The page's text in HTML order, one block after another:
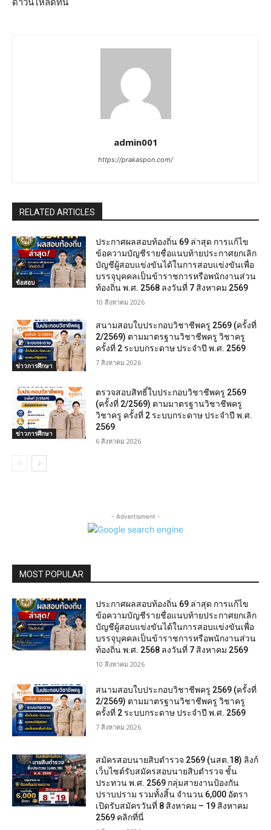
admin001
https://prakaspon.com/
RELATED ARTICLES
ข้อสอบ
ประกาศผลสอบท้องถิ่น 69 ล่าสุด การแก้ไข
ข้อความบัญชีรายชื่อแนบท้ายประกาศยกเลิก
บัญชีผู้สอบแข่งขันได้ในการสอบแข่งขันเพื่อ
บรรจุบุคคลเป็นข้าราชการหรือพนักงานส่วน
ท้องถิ่น พ.ศ. 2568 ลงวันที่ 7 สิงหาคม 2569
10 สิงหาคม 2026
ข่าวการศึกษา
สนามสอบใบประกอบวิชาชีพครู 2569 (ครั้งที่
2/2569) ตามมาตรฐานวิชาชีพครู วิชาครู
ครั้งที่ 2 ระบบกระดาษ ประจำปี พ.ศ. 2569
7 สิงหาคม 2026
ข่าวการศึกษา
ตรวจสอบสิทธิ์ใบประกอบวิชาชีพครู 2569
(ครั้งที่ 2/2569) ตามมาตรฐานวิชาชีพครู
วิชาครู ครั้งที่ 2 ระบบกระดาษ ประจำปี พ.ศ.
2569
6 สิงหาคม 2026
- Advertisment -
MOST POPULAR
ประกาศผลสอบท้องถิ่น 69 ล่าสุด การแก้ไข
ข้อความบัญชีรายชื่อแนบท้ายประกาศยกเลิก
บัญชีผู้สอบแข่งขันได้ในการสอบแข่งขันเพื่อ
บรรจุบุคคลเป็นข้าราชการหรือพนักงานส่วน
ท้องถิ่น พ.ศ. 2568 ลงวันที่ 7 สิงหาคม 2569
10 สิงหาคม 2026
สนามสอบใบประกอบวิชาชีพครู 2569 (ครั้งที่
2/2569) ตามมาตรฐานวิชาชีพครู วิชาครู
ครั้งที่ 2 ระบบกระดาษ ประจำปี พ.ศ. 2569
7 สิงหาคม 2026
สมัครสอบนายสิบตำรวจ 2569 (นสต.18) ลิงก์
เว็บไซต์รับสมัครสอบนายสิบตำรวจ ชั้น
ประทวน พ.ศ. 2569 กลุ่มสายงานป้องกัน
ปราบปราม รวมทั้งสิ้น จำนวน 6,000 อัตรา
เปิดรับสมัครวันที่ 8 สิงหาคม – 19 สิงหาคม
2569 คลิกที่นี่